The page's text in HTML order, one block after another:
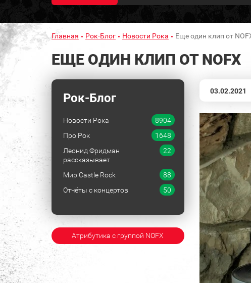
Главная Рок-Блог Новости Рока Еще один клип от
ЕЩЕ ОДИН КЛИП ОТ NOFX
Рок-Блог
Новости Рока
8904
Про Рок
1648
Леонид Фридман
рассказывает
22
Мир Castle Rock
88
Отчёты с концертов
50
Атрибутика с группой NOFX
03.02.2021